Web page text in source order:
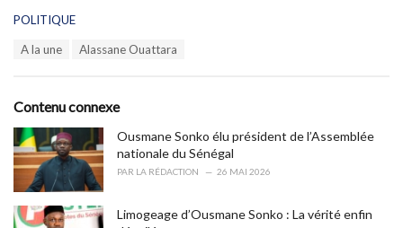
C
o
r
i
e
s
POLITIQUE
:
A la une Alassane Ouattara
Contenu connexe
Ousmane Sonko élu président de l’Assemblée
nationale du Sénégal
PAR LA RÉDACTION 26 MAI 2026
Limogeage d’Ousmane Sonko : La vérité enfin